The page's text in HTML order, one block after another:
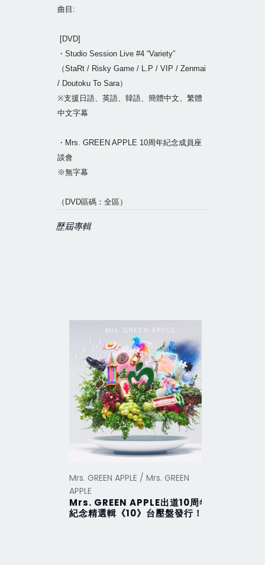
曲目:
[DVD]
・Studio Session Live #4 “Variety”
（StaRt / Risky Game / L.P / VIP / Zenmai
/ Doutoku To Sara）
※支援日語、英語、韓語、簡體中文、繁體
中文字幕
・Mrs. GREEN APPLE 10周年紀念成員座
談會
※無字幕
（DVD區碼：全區）
歷屆專輯
Mrs. GREEN APPLE / Mrs. GREEN
APPLE
Mrs. GREEN APPLE出道10周年
紀念精選輯《10》台壓盤發行！